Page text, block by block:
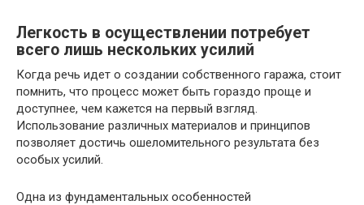
Легкость в осуществлении потребует
всего лишь нескольких усилий
Когда речь идет о создании собственного гаража, стоит
помнить, что процесс может быть гораздо проще и
доступнее, чем кажется на первый взгляд.
Использование различных материалов и принципов
позволяет достичь ошеломительного результата без
особых усилий.
Одна из фундаментальных особенностей